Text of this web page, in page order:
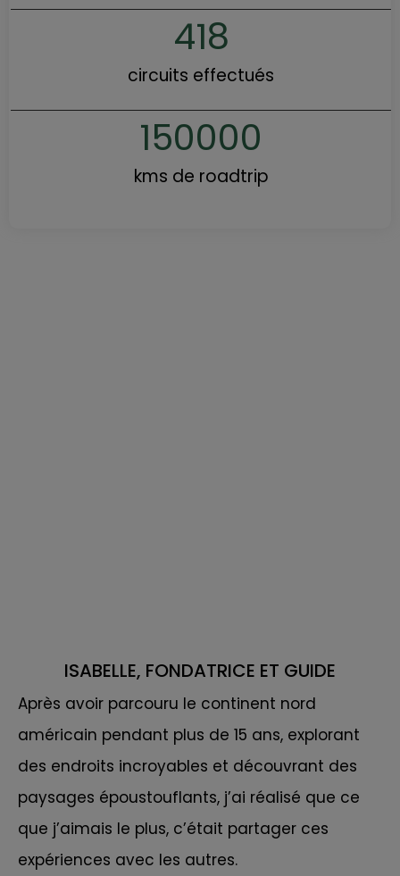
circuits effectués
418
kms de roadtrip
150000
ISABELLE, FONDATRICE ET GUIDE
Après avoir parcouru le continent nord
américain pendant plus de 15 ans, explorant
des endroits incroyables et découvrant des
paysages époustouflants, j’ai réalisé que ce
que j’aimais le plus, c’était partager ces
expériences avec les autres.